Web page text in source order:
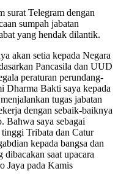
surat Telegram dengan
sumpah jabatan
yang hendak dilantik.
akan setia kepada Negara
Pancasila dan UUD
peraturan perundang-
Dharma Bakti saya kepada
tugas jabatan
dengan sebaik-baiknya
Bahwa saya sebagai
Tribata dan Catur
kepada bangsa dan
saat upacara
Jaya pada Kamis